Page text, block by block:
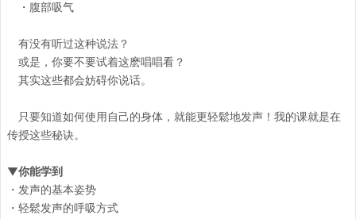
・腹部吸气
有没有听过这种说法？
或是，你要不要试着这麽唱唱看？
其实这些都会妨碍你说话。
只要知道如何使用自己的身体，就能更轻鬆地发声！我的课就是在
传授这些秘诀。
▼你能学到
・发声的基本姿势
・轻鬆发声的呼吸方式